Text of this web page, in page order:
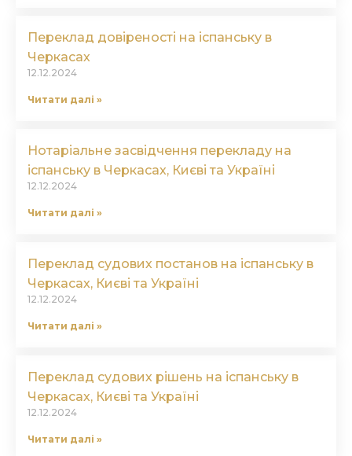
Переклад довіреності на іспанську в
Черкасах
12.12.2024
Читати далі »
Нотаріальне засвідчення перекладу на
іспанську в Черкасах, Києві та Україні
12.12.2024
Читати далі »
Переклад судових постанов на іспанську в
Черкасах, Києві та Україні
12.12.2024
Читати далі »
Переклад судових рішень на іспанську в
Черкасах, Києві та Україні
12.12.2024
Читати далі »